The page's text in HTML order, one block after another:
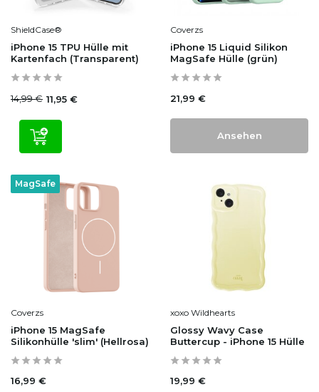
ShieldCase®
iPhone 15 TPU Hülle mit
Kartenfach (Transparent)
14,99 € 11,95 €
Coverzs
iPhone 15 Liquid Silikon
MagSafe Hülle (grün)
21,99 €
Ansehen
MagSafe
Coverzs
iPhone 15 MagSafe
Silikonhülle 'slim' (Hellrosa)
16,99 €
xoxo Wildhearts
Glossy Wavy Case
Buttercup - iPhone 15 Hülle
19,99 €